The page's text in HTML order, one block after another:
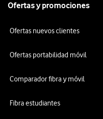
Ofertas y promociones
Ofertas nuevos clientes
Ofertas portabilidad móvil
Comparador fibra y móvil
Fibra estudiantes